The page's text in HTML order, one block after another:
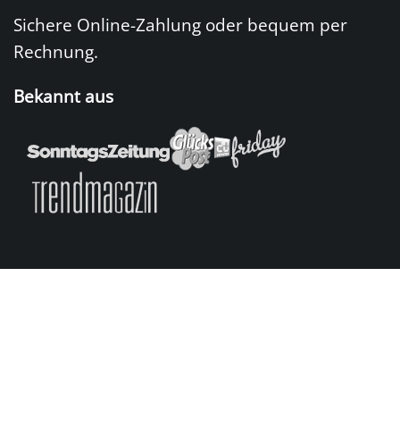
Sichere Online-Zahlung oder bequem per
Rechnung.
Bekannt aus